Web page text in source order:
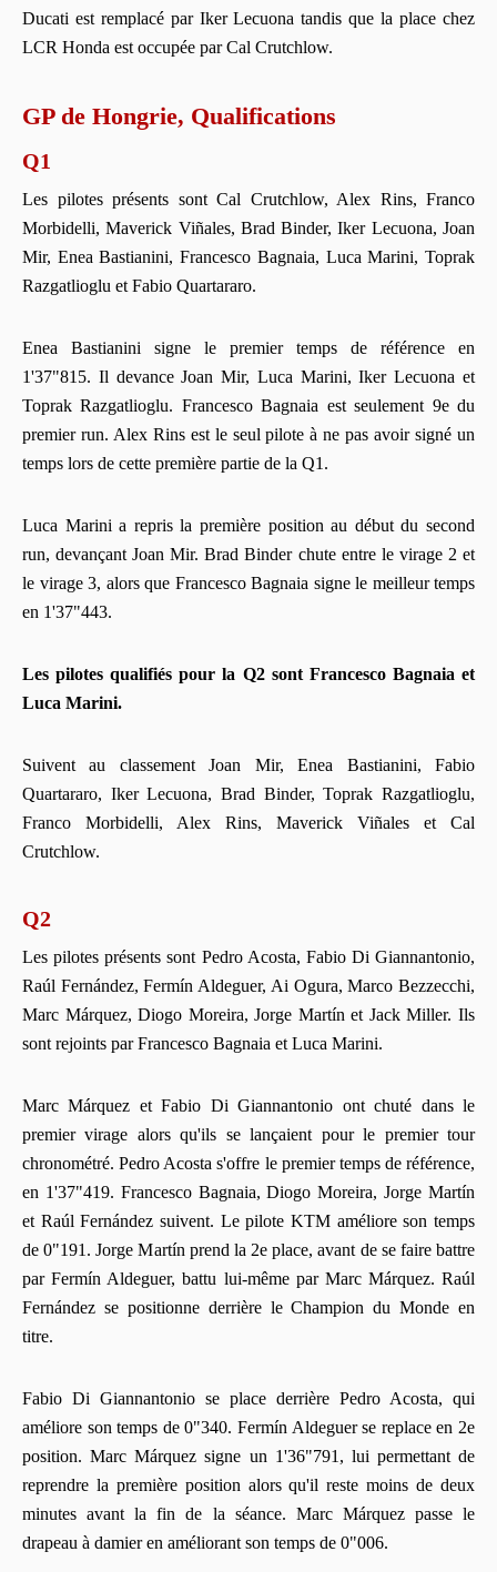
Ducati est remplacé par Iker Lecuona tandis que la place chez
LCR Honda est occupée par Cal Crutchlow.
GP de Hongrie, Qualifications
Q1
Les pilotes présents sont Cal Crutchlow, Alex Rins, Franco
Morbidelli, Maverick Viñales, Brad Binder, Iker Lecuona, Joan
Mir, Enea Bastianini, Francesco Bagnaia, Luca Marini, Toprak
Razgatlioglu et Fabio Quartararo.
Enea Bastianini signe le premier temps de référence en
1'37"815. Il devance Joan Mir, Luca Marini, Iker Lecuona et
Toprak Razgatlioglu. Francesco Bagnaia est seulement 9e du
premier run. Alex Rins est le seul pilote à ne pas avoir signé un
temps lors de cette première partie de la Q1.
Luca Marini a repris la première position au début du second
run, devançant Joan Mir. Brad Binder chute entre le virage 2 et
le virage 3, alors que Francesco Bagnaia signe le meilleur temps
en 1'37"443.
Les pilotes qualifiés pour la Q2 sont Francesco Bagnaia et
Luca Marini.
Suivent au classement Joan Mir, Enea Bastianini, Fabio
Quartararo, Iker Lecuona, Brad Binder, Toprak Razgatlioglu,
Franco Morbidelli, Alex Rins, Maverick Viñales et Cal
Crutchlow.
Q2
Les pilotes présents sont Pedro Acosta, Fabio Di Giannantonio,
Raúl Fernández, Fermín Aldeguer, Ai Ogura, Marco Bezzecchi,
Marc Márquez, Diogo Moreira, Jorge Martín et Jack Miller. Ils
sont rejoints par Francesco Bagnaia et Luca Marini.
Marc Márquez et Fabio Di Giannantonio ont chuté dans le
premier virage alors qu'ils se lançaient pour le premier tour
chronométré. Pedro Acosta s'offre le premier temps de référence,
en 1'37"419. Francesco Bagnaia, Diogo Moreira, Jorge Martín
et Raúl Fernández suivent. Le pilote KTM améliore son temps
de 0"191. Jorge Martín prend la 2e place, avant de se faire battre
par Fermín Aldeguer, battu lui-même par Marc Márquez. Raúl
Fernández se positionne derrière le Champion du Monde en
titre.
Fabio Di Giannantonio se place derrière Pedro Acosta, qui
améliore son temps de 0"340. Fermín Aldeguer se replace en 2e
position. Marc Márquez signe un 1'36"791, lui permettant de
reprendre la première position alors qu'il reste moins de deux
minutes avant la fin de la séance. Marc Márquez passe le
drapeau à damier en améliorant son temps de 0"006.